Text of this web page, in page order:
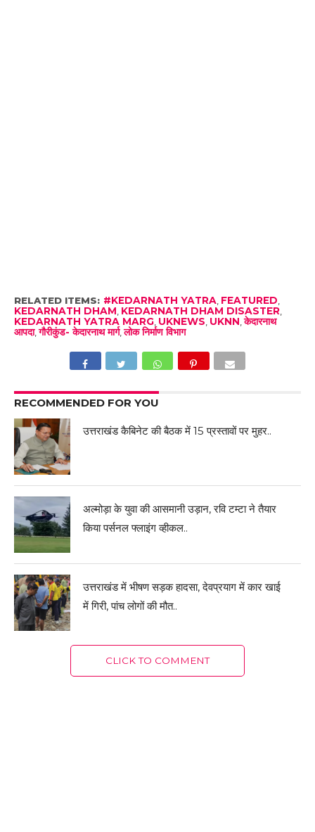
RELATED ITEMS: #KEDARNATH YATRA, FEATURED
KEDARNATH DHAM KEDARNATH DHAM DISASTER,
KEDARNATH YATRA MARG, UKNEWS UKNN ,केदारनाथ
आपदा,गौरीकुंड- केदारनाथ मार्ग,लोक निर्माण विभाग
RECOMMENDED FOR YOU
उत्तराखंड कैबिनेट की बैठक में 15 प्रस्तावों पर मुहर..
अल्मोड़ा के युवा की आसमानी उड़ान, रवि टम्टा ने तैयार
किया पर्सनल फ्लाइंग व्हीकल..
उत्तराखंड में भीषण सड़क हादसा, देवप्रयाग में कार खाई
में गिरी, पांच लोगों की मौत..
CLICK TO COMMENT